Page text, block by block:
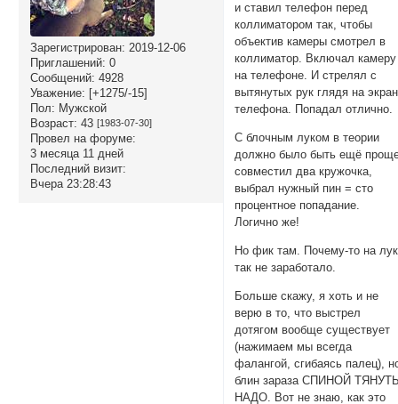
Зарегистрирован: 2019-12-06
Приглашений: 0
Сообщений: 4928
Уважение: [+1275/-15]
Пол: Мужской
Возраст: 43 [1983-07-30]
Провел на форуме:
3 месяца 11 дней
Последний визит:
Вчера 23:28:43
и ставил телефон перед
коллиматором так, чтобы
объектив камеры смотрел в
коллиматор. Включал камеру
на телефоне. И стрелял с
вытянутых рук глядя на экран
телефона. Попадал отлично.
С блочным луком в теории
должно было быть ещё
совместил два кружочка,
выбрал нужный пин = сто
процентное попадание.
Логично же!
Но фик там. Почему-то на
так не заработало.
Больше скажу, я хоть и не
верю в то, что выстрел
дотягом вообще существует
(нажимаем мы всегда
фалангой, сгибаясь палец),
блин зараза СПИНОЙ
НАДО. Вот не знаю, как это